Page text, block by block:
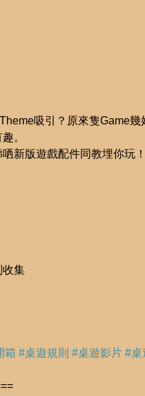
吸引？原來隻Game
。
新版遊戲配件同教埋你玩！
收集
箱 #桌遊規則 #桌遊影片 #桌